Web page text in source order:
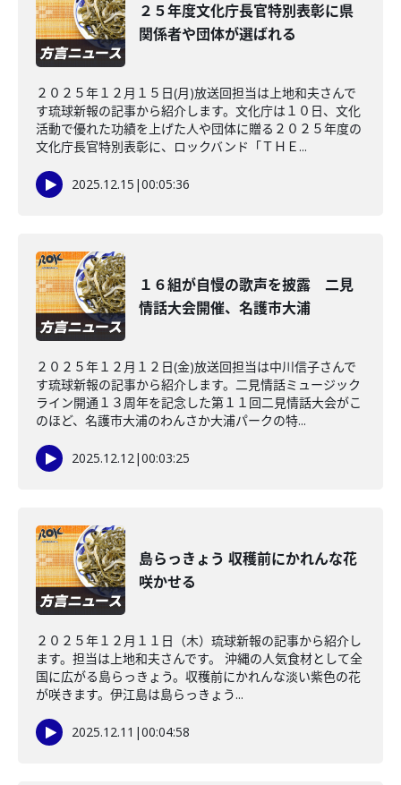
２５年度文化庁長官特別表彰に県
関係者や団体が選ばれる
２０２５年１２月１５日(月)放送回担当は上地和夫さんで
す琉球新報の記事から紹介します。文化庁は１０日、文化
活動で優れた功績を上げた人や団体に贈る２０２５年度の
文化庁長官特別表彰に、ロックバンド「ＴＨＥ...
2025.12.15 |00:05:36
１６組が自慢の歌声を披露 二見
情話大会開催、名護市大浦
２０２５年１２月１２日(金)放送回担当は中川信子さんで
す琉球新報の記事から紹介します。二見情話ミュージック
ライン開通１３周年を記念した第１１回二見情話大会がこ
のほど、名護市大浦のわんさか大浦パークの特...
2025.12.12|00:03:25
島らっきょう 収穫前にかれんな花
咲かせる
２０２５年１２月１１日（木）琉球新報の記事から紹介し
ます。担当は上地和夫さんです。 沖縄の人気食材として全
国に広がる島らっきょう。収穫前にかれんな淡い紫色の花
が咲きます。伊江島は島らっきょう...
2025.12.11 |00:04:58